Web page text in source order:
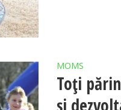
MOMS
Toţi
şi